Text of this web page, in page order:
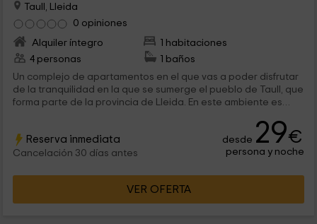
Taull, Lleida
0 opiniones
Alquiler íntegro
1 habitaciones
4 personas
1 baños
Un complejo de apartamentos en el que vas a poder disfrutar
de la tranquilidad en la que se sumerge el pueblo de Taull, que
forma parte de la provincia de Lleida. En este ambiente es
personas, y donde vas a poder disfrutar del mejor descanso.
Reserva inmediata
Cancelación 30 días antes
desde 29€
persona y noche
VER OFERTA